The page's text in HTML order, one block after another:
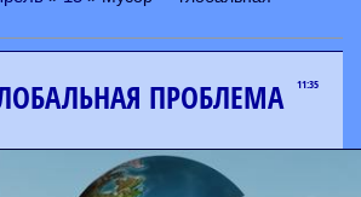
11:35
ПРОБЛЕМА